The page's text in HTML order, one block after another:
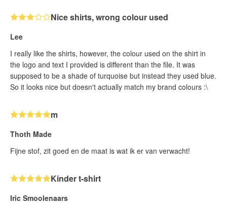
Nice shirts, wrong colour used
Lee
I really like the shirts, however, the colour used on the shirt in
the logo and text I provided is different than the file. It was
supposed to be a shade of turquoise but instead they used blue.
So it looks nice but doesn't actually match my brand colours :\
m
Thoth Made
Fijne stof, zit goed en de maat is wat ik er van verwacht!
Kinder t-shirt
Iric Smoolenaars